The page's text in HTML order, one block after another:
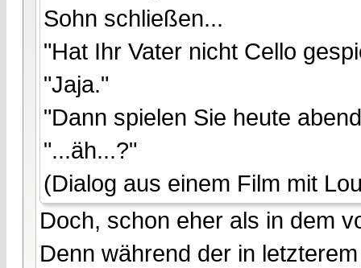
Sohn schließen...
"Hat Ihr Vater nicht Cello
"Jaja."
"Dann spielen Sie heute
"...äh...?"
(Dialog aus einem Film mit
Doch, schon eher als in dem
Denn während der in